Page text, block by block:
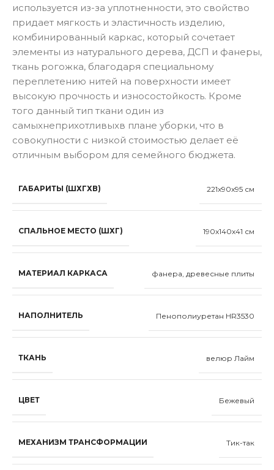
используется из-за уплотненности, это свойство
придает мягкость и эластичность изделию,
комбинированный каркас, который сочетает
элементы из натурального дерева, ДСП и фанеры,
ткань рогожка, благодаря специальному
переплетению нитей на поверхности имеет
высокую прочность и износостойкость. Кроме
того данный тип ткани один из
самыxнеприхотливыxв плане уборки, что в
совокупности с низкой стоимостью делает её
отличным выбором для семейного бюджета.
ГАБАРИТЫ (ШХГХВ) 221x90x95 см
СПАЛЬНОЕ МЕСТО (ШХГ) 190x140x41 см
МАТЕРИАЛ КАРКАСА фанера, древесные плиты
НАПОЛНИТЕЛЬ Пенополиуретан HR3530
ТКАНЬ велюр Лайм
ЦВЕТ Бежевый
МЕХАНИЗМ ТРАНСФОРМАЦИИ Тик-так